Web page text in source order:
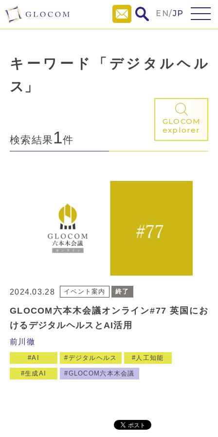
EN/JP
キーワード「デジタルヘル
ス」
GLOCOM
explorer
検索結果1件
2024.03.28 イベント案内 終了
GLOCOM六本木会議オンライン#77 英国にお
けるデジタルヘルスとAI活用
前川徹
AI デジタルヘルス 人工知能
生成AI GLOCOM六本木会議